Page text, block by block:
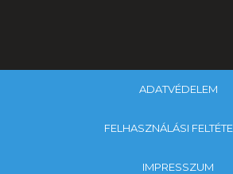
ADATVÉDELEM
FELHASZNÁLÁSI
IMPRESSZUM